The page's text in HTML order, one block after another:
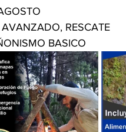
AGOSTO
RESCATE
BASICO